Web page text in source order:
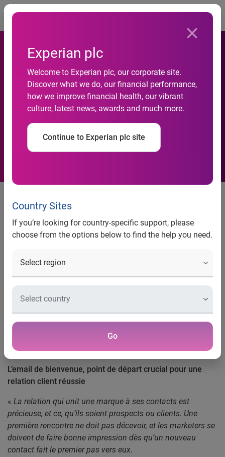
Experian plc
Welcome to Experian plc, our corporate site.
Discover what we do, our financial performance,
how we improve financial health, our vibrant
culture, latest news, awards and much more.
Continue to Experian plc site
Country Sites
If you’re looking for country-specific support, please
choose from the options below to find the help you need.
Go
Experian Marketing Services
livre ses bonnes pratiques
sur l'email de bienvenue
dans un nouveau livre blanc
Communiqué de presse
Experian Marketing Services livre ses bonnes pratiques
sur l’email de bienvenue dans un nouveau livre blanc
Lille, le 20 novembre 2012– Experian Marketing Services,
leader mondial de l’email marketing grâce à sa gamme de
produits CheetahMail, publie un nouveau livre blanc sur
les trigger emails de bienvenue.
L’email de bienvenue, point de départ crucial pour une
relation client réussie
« La relation qui unit une marque à ses contacts est
précieuse, et ce, qu’ils soient prospects ou clients. Une
première rencontre ne doit pas décevoir, et les marketers se
doivent de faire bonne impression dès qu’un nouveau
contact fait le premier pas vers eux.